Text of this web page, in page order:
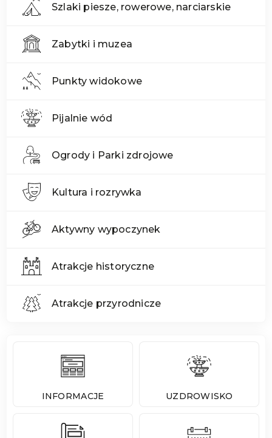
Szlaki piesze, rowerowe, narciarskie
Zabytki i muzea
Punkty widokowe
Pijalnie wód
Ogrody i Parki zdrojowe
Kultura i rozrywka
Aktywny wypoczynek
Atrakcje historyczne
Atrakcje przyrodnicze
INFORMACJE UZDROWISKO